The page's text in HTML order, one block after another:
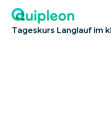
Tageskurs Langlauf im